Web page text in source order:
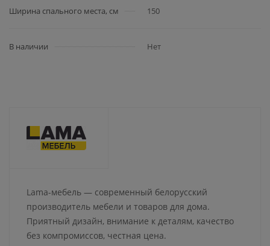
Ширина спального места, см 150
В наличии Нет
Lama-мебель — современный белорусский
производитель мебели и товаров для дома.
Приятный дизайн, внимание к деталям, качество
без компромиссов, честная цена.